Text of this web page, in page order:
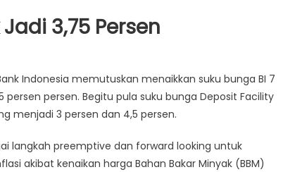
3,75 Persen
Indonesia memutuskan menaikkan suku bunga BI 7
persen persen. Begitu pula suku bunga Deposit Facility
menjadi 3 persen dan 4,5 persen.
langkah preemptive dan forward looking untuk
akibat kenaikan harga Bahan Bakar Minyak (BBM)